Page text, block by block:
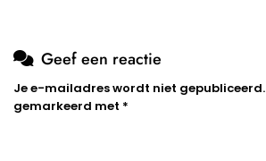
Geef een reactie
Je e-mailadres wordt niet gepubliceerd.
gemarkeerd met *